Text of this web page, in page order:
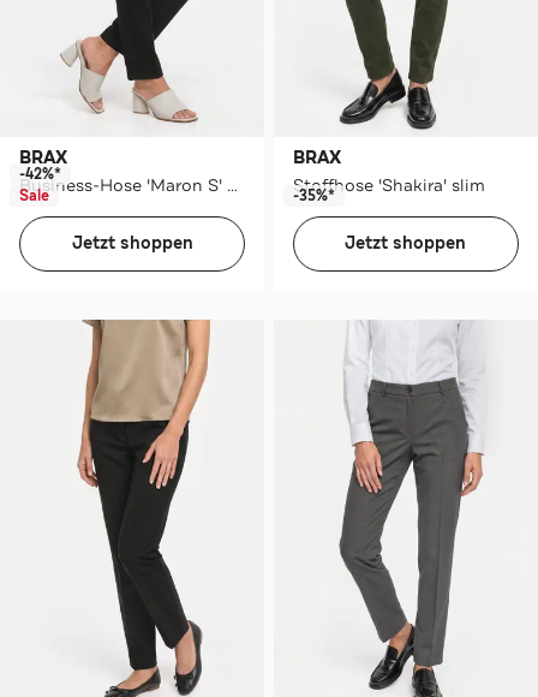
BRAX
Business-Hose 'Maron S' schwarz
-42%*
Sale
Jetzt shoppen
BRAX
Stoffhose 'Shakira' slim
-35%*
Jetzt shoppen